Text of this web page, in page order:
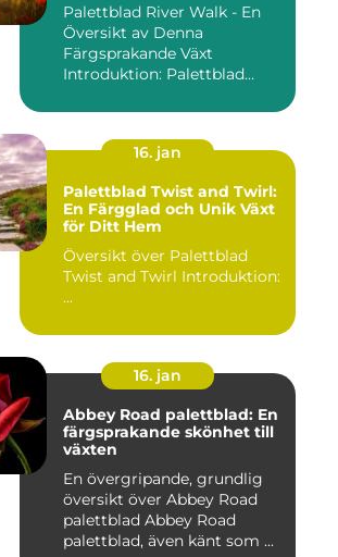
Palettblad River Walk - En
Översikt av Denna
Färgsprakande Växt
Introduktion: Palettblad
16. jan
Palettblad Twist and Twirl:
En Färgglad och Unik Växt
för Ditt Hem
Översikt över Palettblad
Twist and Twirl Introduktion:
...
16. jan
Abbey Road palettblad: En
färgsprakande skönhet till
växten
En övergripande, grundlig
översikt över Abbey Road
palettblad Abbey Road
palettblad, även känt som ...